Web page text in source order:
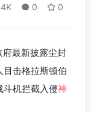
0 0
最新披露尘封
目击格拉斯顿伯
斗机拦截入侵神